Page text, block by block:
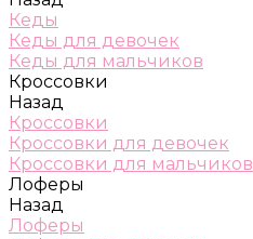
Кеды
Кеды для девочек
Кеды для мальчиков
Кроссовки
Назад
Кроссовки
Кроссовки для девочек
Кроссовки для мальчиков
Лоферы
Назад
Лоферы